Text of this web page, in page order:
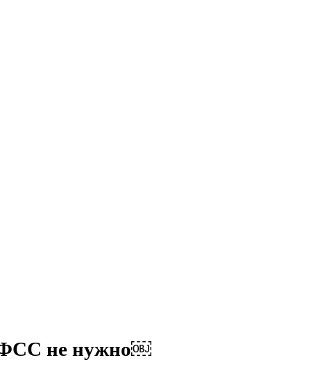
ФСС не нужно￼